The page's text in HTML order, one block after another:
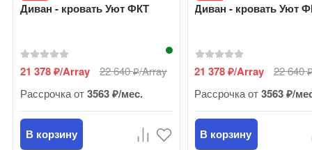
Диван - кровать Уют ФКТ
21 378₽/Array 22 640₽/Array
Рассрочка от3563 ₽/мес.
В корзину
Диван - кровать Уют
21 378₽/Array 22 640
Рассрочка от3563 ₽/
В корзину